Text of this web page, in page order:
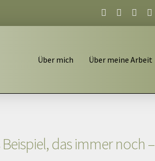
Über mich Über meine Arbeit
das immer noch –